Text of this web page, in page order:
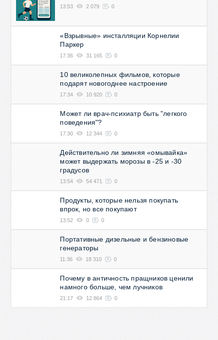
13:53 2 079 0
«Взрывные» инсталляции Корнелии
Паркер
17:36 31 165 0
10 великолепных фильмов, которые
подарят новогоднее настроение
17:34 10 920 0
Может ли врач-психиатр быть "легкого
поведения"?
17:30 12 344 0
Действительно ли зимняя «омывайка»
может выдержать морозы в -25 и -30
градусов
13:54 54 471 0
Продукты, которые нельзя покупать
впрок, но все покупают
13:52 0 0
Портативные дизельные и бензиновые
генераторы
11:36 18 310 0
Почему в античность пращников ценили
намного больше, чем лучников
21:17 12 864 0